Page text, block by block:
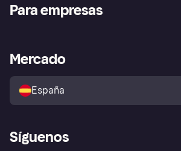
Inicio de sesión
Directorio de tiendas
Política de protección al
comprador de Klarna
Reclamaciones
Para empresas
Acceso empresas
Mercado
España
Síguenos